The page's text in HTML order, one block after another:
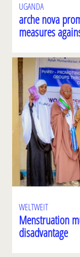
UGANDA
arche nova
measures
WELTWEIT
Menstruation
disadvantage